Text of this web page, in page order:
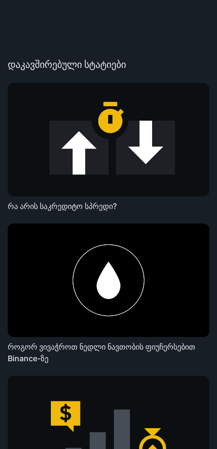
დაკავშირებული სტატიები
რა არის საკრედიტო სპრედი?
როგორ ვივაჭროთ ნედლი ნავთობის ფიუჩერსებით
Binance-ზე